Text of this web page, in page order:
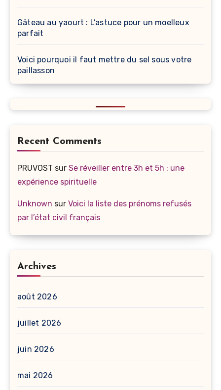
Gâteau au yaourt : L’astuce pour un moelleux
parfait
Voici pourquoi il faut mettre du sel sous votre
paillasson
Recent Comments
PRUVOST sur Se réveiller entre 3h et 5h : une
expérience spirituelle
Unknown sur Voici la liste des prénoms refusés
par l’état civil français
Archives
août 2026
juillet 2026
juin 2026
mai 2026